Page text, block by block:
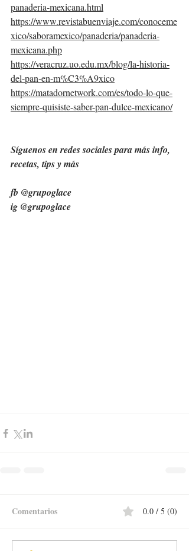
panaderia-mexicana.html
https://www.revistabuenviaje.com/conoceme
xico/saboramexico/panaderia/panaderia-
mexicana.php
https://veracruz.uo.edu.mx/blog/la-historia-
del-pan-en-m%C3%A9xico
https://matadornetwork.com/es/todo-lo-que-
siempre-quisiste-saber-pan-dulce-mexicano/
Síguenos en redes sociales para más info,
recetas, tips y más
fb @grupoglace
ig @grupoglace
Comentarios 0.0 / 5 (0)